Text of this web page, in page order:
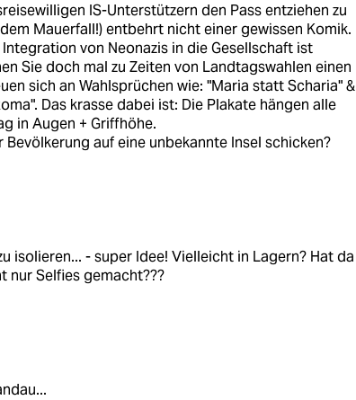
IS-Unterstützern den Pass entziehen zu
Mauerfall!) entbehrt nicht einer gewissen Komik.
von Neonazis in die Gesellschaft ist
Sie doch mal zu Zeiten von Landtagswahlen einen
sich an Wahlsprüchen wie: "Maria statt Scharia" &
Das krasse dabei ist: Die Plakate hängen alle
in Augen + Griffhöhe.
auf eine unbekannte Insel schicken?
isolieren... - super Idee! Vielleicht in Lagern? Hat da
nur Selfies gemacht???